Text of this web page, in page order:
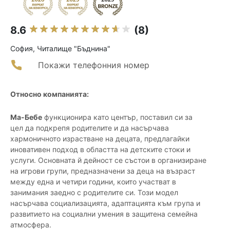
8.6 (8)
София, Читалище "Бъднина"
Покажи телефонния номер
Относно компанията:
Ма-Бебе функционира като център, поставил си за
цел да подкрепя родителите и да насърчава
хармоничното израстване на децата, предлагайки
иновативен подход в областта на детските стоки и
услуги. Основната й дейност се състои в организиране
на игрови групи, предназначени за деца на възраст
между една и четири години, които участват в
занимания заедно с родителите си. Този модел
насърчава социализацията, адаптацията към група и
развитието на социални умения в защитена семейна
атмосфера.